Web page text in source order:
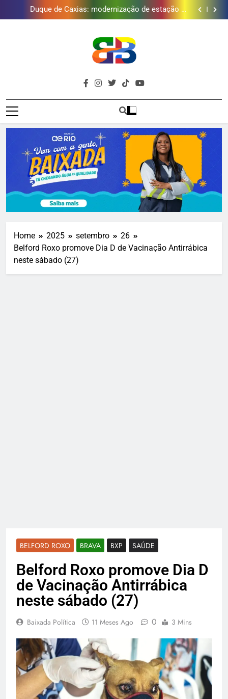
tratamento reforça abastecimento de água
Guanabara tem diversas opções de vinhos para
presentear o seu pai. Descubra como escolher o que
Gastro Samba reúne Nosso Sentimento e Gustavo
Golfe e fortalece projeto que atende 140 crianças
Duque de Caxias: modernização de estação de
tratamento reforça abastecimento de água
Guanabara tem diversas opções de vinhos para
presentear o seu pai. Descubra como escolher o que
mais combina com ele
Gastro Samba reúne Nosso Sentimento e Gustavo
Lins em Nova Iguaçu neste fim de semana
Brava
Baixada
Baixada Fluminense Em Destaque!
Home 2025 setembro
26
Belford Roxo promove Dia D de Vacinação Antirrábica
neste sábado (27)
BELFORD ROXO BRAVA BXP SAÚDE
Belford Roxo promove Dia D
de Vacinação Antirrábica
neste sábado (27)
Baixada Política 11 Meses Ago 0 3 Mins